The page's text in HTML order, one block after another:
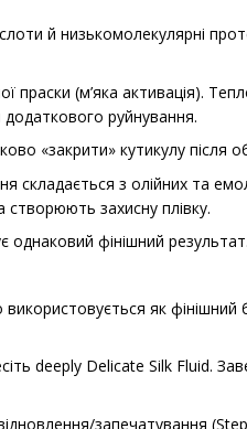
й низькомолекулярні
(м’яка активація).
руйнування.
«закрити» кутикулу після
складається з олійних та
створюють захисну плівку.
однаковий фінішний результат.
як фінішний
deeply Delicate Silk Fluid.
запечатування